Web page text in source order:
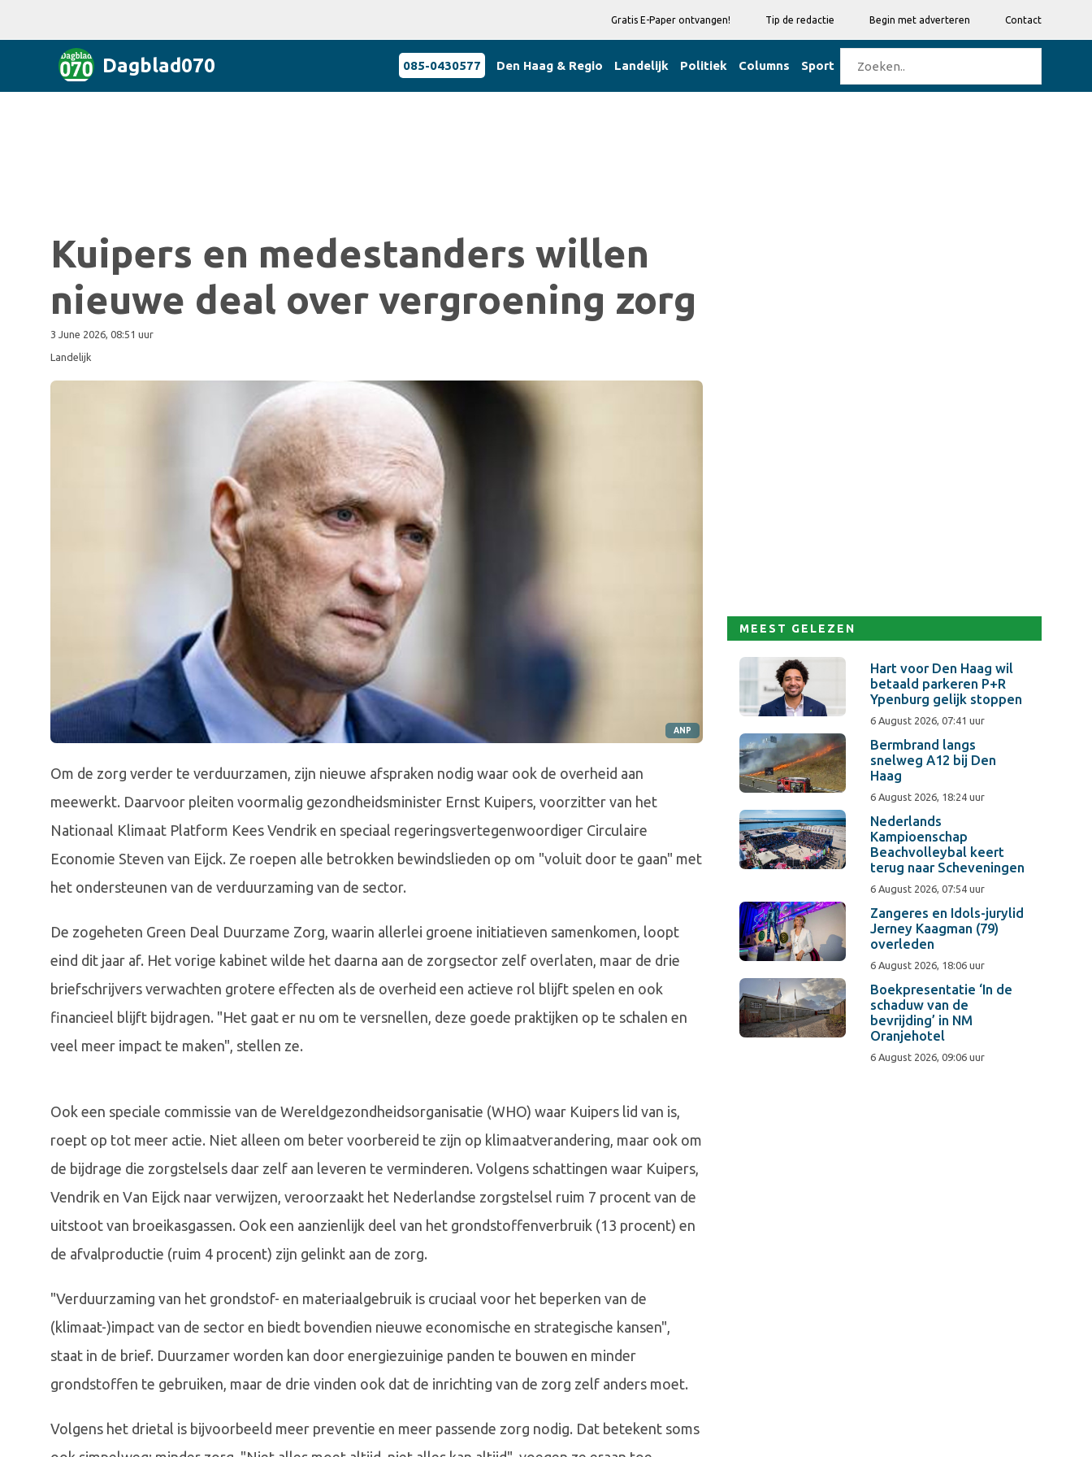
Gratis E-Paper ontvangen! Tip de redactie Begin met adverteren Contact
Dagblad070 085-0430577 Den Haag & Regio Landelijk Politiek Columns Sport
Kuipers en medestanders willen
nieuwe deal over vergroening zorg
3 June 2026, 08:51 uur
Landelijk
ANP
Om de zorg verder te verduurzamen, zijn nieuwe afspraken nodig waar ook de overheid aan
meewerkt. Daarvoor pleiten voormalig gezondheidsminister Ernst Kuipers, voorzitter van het
Nationaal Klimaat Platform Kees Vendrik en speciaal regeringsvertegenwoordiger Circulaire
Economie Steven van Eijck. Ze roepen alle betrokken bewindslieden op om "voluit door te gaan" met
het ondersteunen van de verduurzaming van de sector.
De zogeheten Green Deal Duurzame Zorg, waarin allerlei groene initiatieven samenkomen, loopt
eind dit jaar af. Het vorige kabinet wilde het daarna aan de zorgsector zelf overlaten, maar de drie
briefschrijvers verwachten grotere effecten als de overheid een actieve rol blijft spelen en ook
financieel blijft bijdragen. "Het gaat er nu om te versnellen, deze goede praktijken op te schalen en
veel meer impact te maken", stellen ze.
Ook een speciale commissie van de Wereldgezondheidsorganisatie (WHO) waar Kuipers lid van is,
roept op tot meer actie. Niet alleen om beter voorbereid te zijn op klimaatverandering, maar ook om
de bijdrage die zorgstelsels daar zelf aan leveren te verminderen. Volgens schattingen waar Kuipers,
Vendrik en Van Eijck naar verwijzen, veroorzaakt het Nederlandse zorgstelsel ruim 7 procent van de
uitstoot van broeikasgassen. Ook een aanzienlijk deel van het grondstoffenverbruik (13 procent) en
de afvalproductie (ruim 4 procent) zijn gelinkt aan de zorg.
"Verduurzaming van het grondstof- en materiaalgebruik is cruciaal voor het beperken van de
(klimaat-)impact van de sector en biedt bovendien nieuwe economische en strategische kansen",
staat in de brief. Duurzamer worden kan door energiezuinige panden te bouwen en minder
grondstoffen te gebruiken, maar de drie vinden ook dat de inrichting van de zorg zelf anders moet.
Volgens het drietal is bijvoorbeeld meer preventie en meer passende zorg nodig. Dat betekent soms
MEEST GELEZEN
Hart voor Den Haag wil
betaald parkeren P+R
Ypenburg gelijk stoppen
6 August 2026, 07:41 uur
Bermbrand langs
snelweg A12 bij Den
Haag
6 August 2026, 18:24 uur
Nederlands
Kampioenschap
Beachvolleybal keert
terug naar Scheveningen
6 August 2026, 07:54 uur
Zangeres en Idols-jurylid
Jerney Kaagman (79)
overleden
6 August 2026, 18:06 uur
Boekpresentatie ‘In de
schaduw van de
bevrijding’ in NM
Oranjehotel
6 August 2026, 09:06 uur